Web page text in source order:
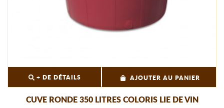
+ DE DÉTAILS AJOUTER AU PANIER
CUVE RONDE 350 LITRES COLORIS LIE DE VIN